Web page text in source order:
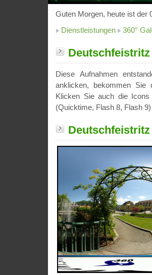
Guten Morgen, heute ist der
Dienstleistungen
360°
Deutschfeistritz
Diese Aufnahmen
anklicken, bekommen Sie
Klicken Sie auch die Icons
(Quicktime, Flash 8, Flash